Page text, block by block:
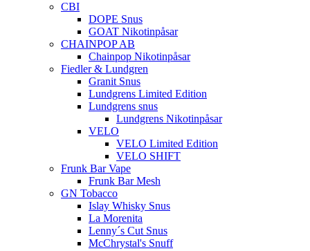
CBI
DOPE Snus
GOAT Nikotinpåsar
CHAINPOP AB
Chainpop Nikotinpåsar
Fiedler & Lundgren
Granit Snus
Lundgrens Limited Edition
Lundgrens snus
Lundgrens Nikotinpåsar
VELO
VELO Limited Edition
VELO SHIFT
Frunk Bar Vape
Frunk Bar Mesh
GN Tobacco
Islay Whisky Snus
La Morenita
Lenny´s Cut Snus
McChrystal's Snuff